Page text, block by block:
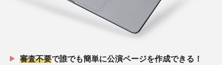
審査不要で誰でも簡単に公演ページを作成できる！